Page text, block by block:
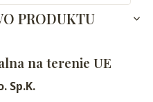
PRODUKTU
na terenie UE
Sp.K.